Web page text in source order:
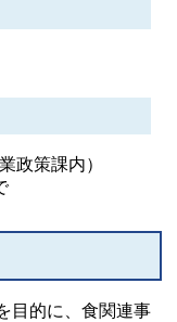
政策課内）
目的に、食関連事